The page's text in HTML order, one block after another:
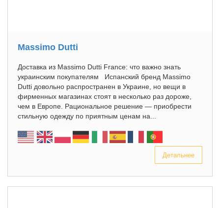
Massimo Dutti
Доставка из Massimo Dutti France: что важно знать
украинским покупателям Испанский бренд Massimo
Dutti довольно распространен в Украине, но вещи в
фирменных магазинах стоят в несколько раз дороже,
чем в Европе. Рациональное решение — приобрести
стильную одежду по приятным ценам на...
Детальнее